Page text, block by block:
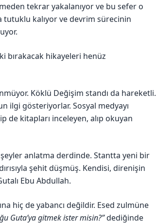
tekrar yakalanıyor ve bu sefer o
tutuklu kalıyor ve devrim sürecinin
bırakacak hikayeleri henüz
Köklü Değişim standı da hareketli.
ilgi gösteriyorlar. Sosyal medyayı
de kitapları inceleyen, alıp okuyan
anlatma derdinde. Stantta yeni bir
şehit düşmüş. Kendisi, direnişin
Ebu Abdullah.
hiç de yabancı değildir. Esed zulmüne
Guta’ya gitmek ister misin?”dediğinde